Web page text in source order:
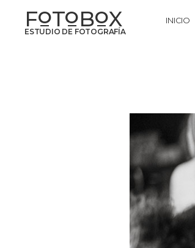
INICIO
FOTOBOX
ESTUDIO DE FOTOGRAFÍA